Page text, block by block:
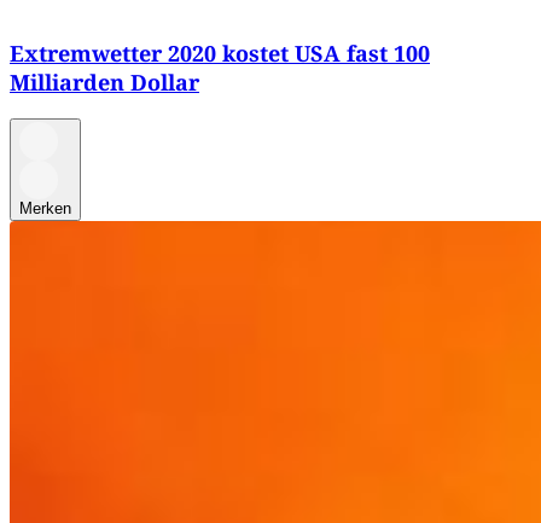
Extremwetter 2020 kostet USA fast 100
Milliarden Dollar
Merken